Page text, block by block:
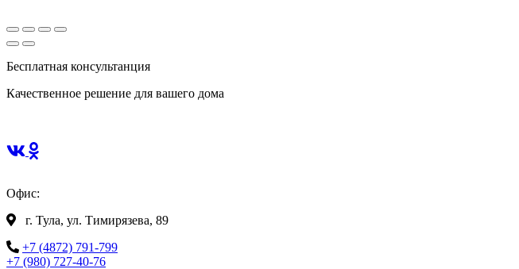
Бесплатная консультанция
Качественное решение для вашего дома
Офис:
г. Тула, ул. Тимирязева, 89
+7 (4872) 791-799
+7 (980) 727-40-76